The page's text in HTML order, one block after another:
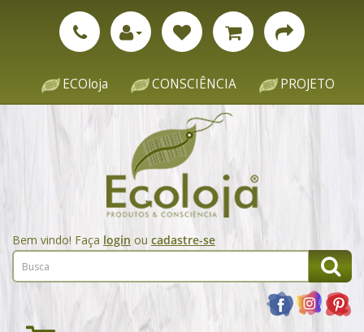
ECOloja CONSCIÊNCIA PROJETO
Bem vindo! Faça login ou cadastre-se